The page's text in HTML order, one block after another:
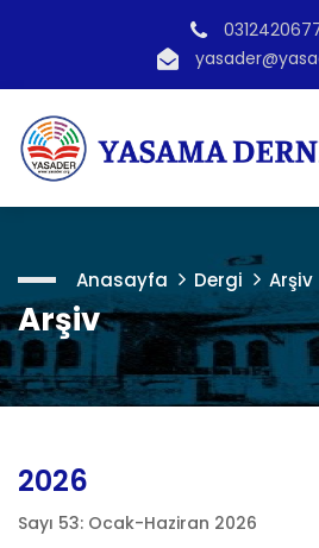
Anasayfa Dergi Arşiv
Arşiv
2026
Sayı 53: Ocak-Haziran 2026